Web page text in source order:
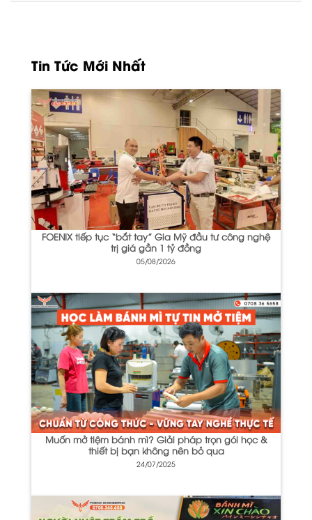
Tin Tức Mới Nhất
FOENIX tiếp tục “bắt tay” Gia Mỹ đầu tư công nghệ
trị giá gần 1 tỷ đồng
05/08/2026
Muốn mở tiệm bánh mì? Giải pháp trọn gói học &
thiết bị bạn không nên bỏ qua
24/07/2025